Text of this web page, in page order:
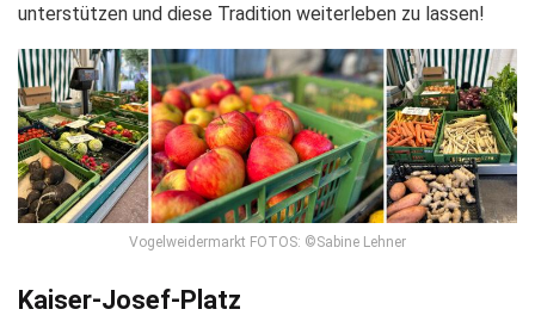
unterstützen und diese Tradition weiterleben zu lassen!
Vogelweidermarkt FOTOS: ©Sabine Lehner
Kaiser-Josef-Platz